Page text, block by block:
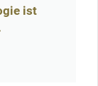
ist